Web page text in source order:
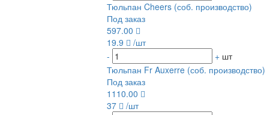
Тюльпан Cheers (соб. производство)
Под заказ
597.00
19.9
/шт
-
+ шт
Тюльпан Fr Auxerre (соб. производство)
Под заказ
1110.00
37
/шт